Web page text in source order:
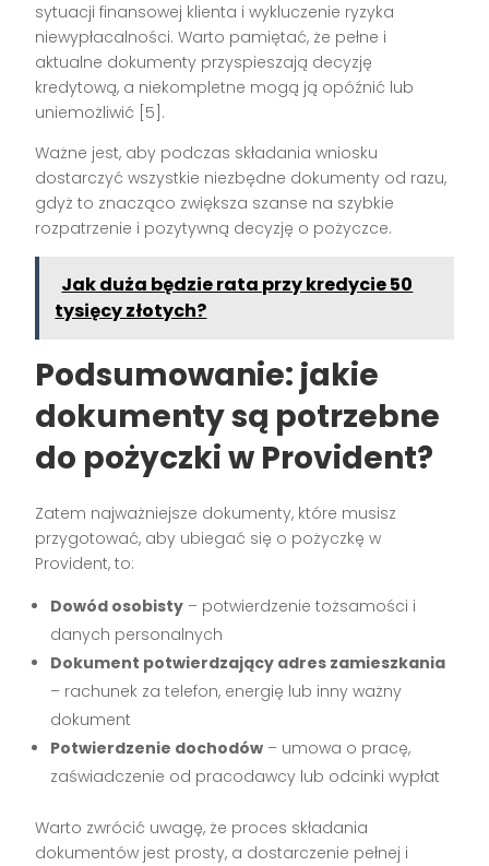
sytuacji finansowej klienta i wykluczenie ryzyka
niewypłacalności. Warto pamiętać, że pełne i
aktualne dokumenty przyspieszają decyzję
kredytową, a niekompletne mogą ją opóźnić lub
uniemożliwić [5].
Ważne jest, aby podczas składania wniosku
dostarczyć wszystkie niezbędne dokumenty od razu,
gdyż to znacząco zwiększa szanse na szybkie
rozpatrzenie i pozytywną decyzję o pożyczce.
Jak duża będzie rata przy kredycie 50
tysięcy złotych?
Podsumowanie: jakie
dokumenty są potrzebne
do pożyczki w Provident?
Zatem najważniejsze dokumenty, które musisz
przygotować, aby ubiegać się o pożyczkę w
Provident, to:
Dowód osobisty – potwierdzenie tożsamości i
danych personalnych
Dokument potwierdzający adres zamieszkania
– rachunek za telefon, energię lub inny ważny
dokument
Potwierdzenie dochodów – umowa o pracę,
zaświadczenie od pracodawcy lub odcinki wypłat
Warto zwrócić uwagę, że proces składania
dokumentów jest prosty, a dostarczenie pełnej i